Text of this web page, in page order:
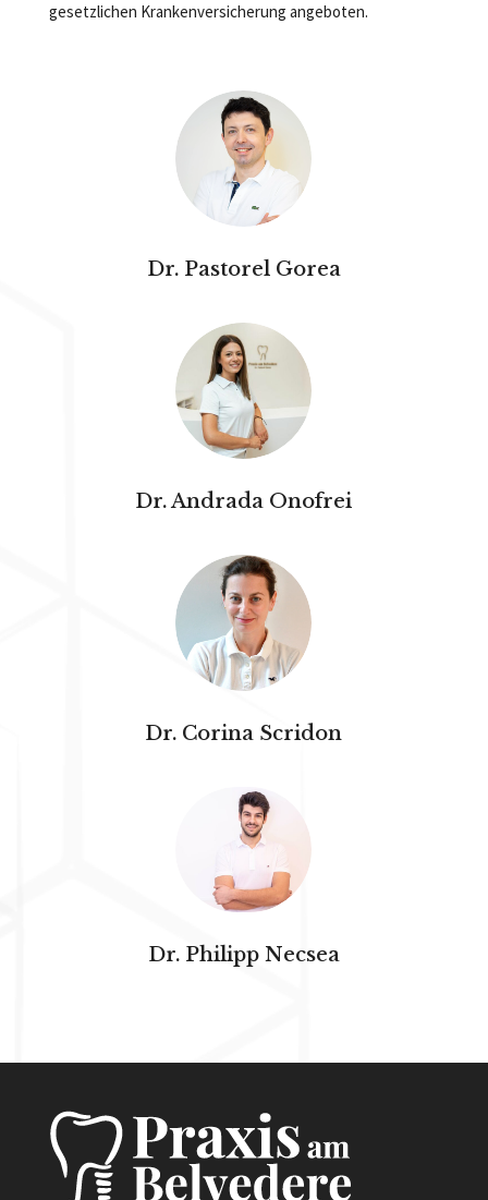
gesetzlichen Krankenversicherung angeboten.
Dr. Pastorel Gorea
Dr. Andrada Onofrei
Dr. Corina Scridon
Dr. Philipp Necsea